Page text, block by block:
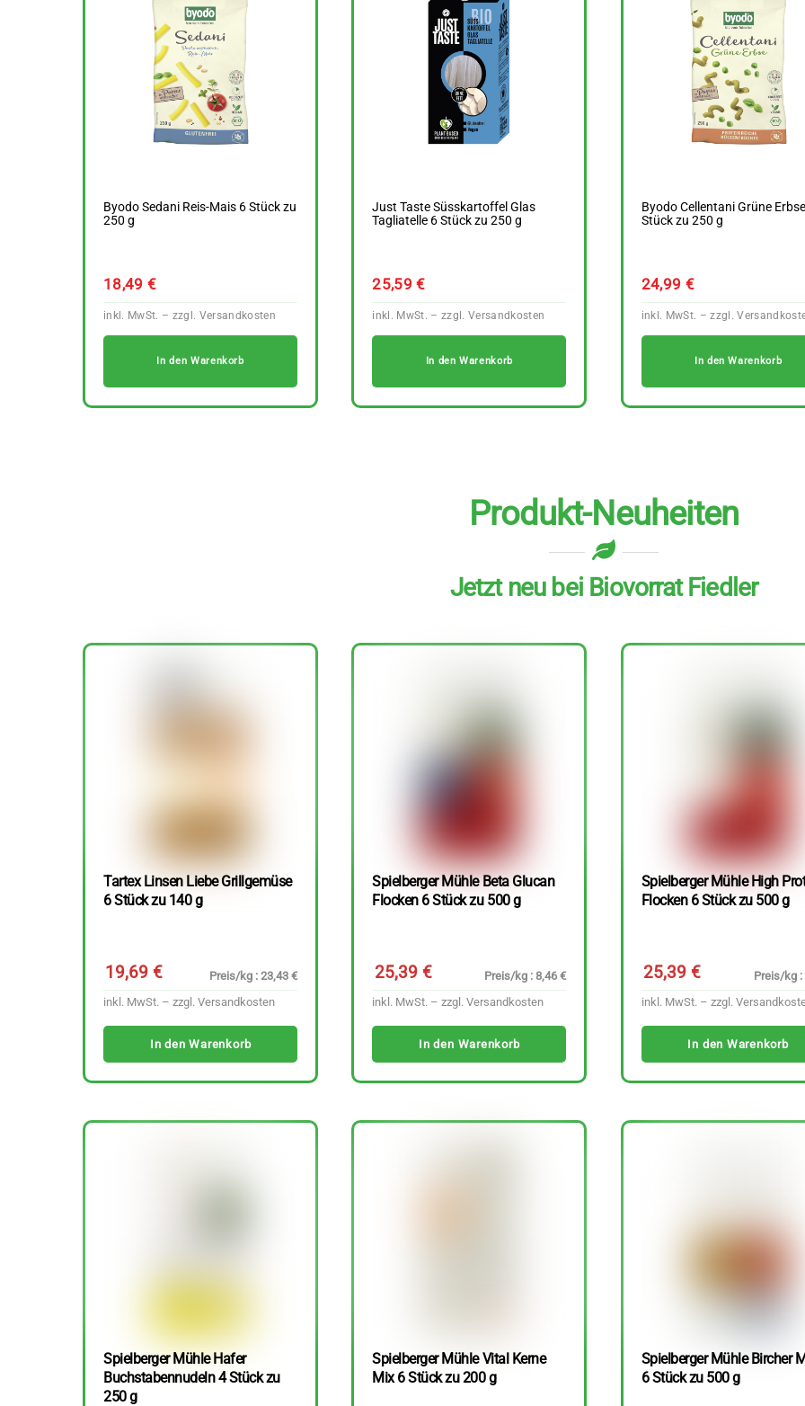
Byodo Sedani Reis-Mais 6 Stück zu
250 g
18,49€
In den Warenkorb
Just Taste Süsskartoffel Glas
Tagliatelle 6 Stück zu 250 g
25,59€
In den Warenkorb
Byodo Cellentani Grüne
Stück zu 250 g
24,99 €
In den Warenkorb
Produkt-Neuheiten
Jetzt neu bei Biovorrat Fiedler
Tartex Linsen Liebe Grillgemüse
6 Stück zu 140 g
19,69€
Preis/kg : 23,43 €
inkl. MwSt. – zzgl. Versandkosten
In den Warenkorb
Spielberger Mühle Beta Glucan
Flocken 6 Stück zu 500 g
25,39 €
Preis/kg : 8,46 €
inkl. MwSt. – zzgl.Versandkosten
In den Warenkorb
Spielberger Mühle High
Flocken 6 Stück zu 500 g
25,39 €
Preis/kg :
inkl. MwSt. – zzgl.
In den Warenkorb
Spielberger Mühle Hafer
Buchstabennudeln 4 Stück zu
250 g
Spielberger Mühle Vital Kerne
Mix 6 Stück zu 200 g
Spielberger Mühle Bircher
6 Stück zu 500 g